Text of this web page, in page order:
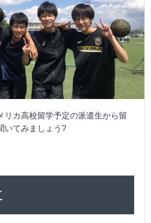
リカ高校留学予定の派遣生から留
いてみましょう?